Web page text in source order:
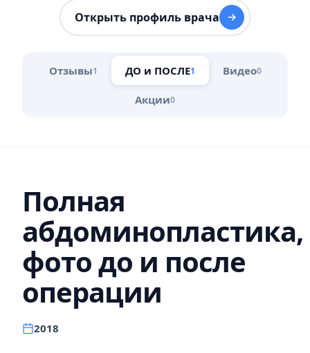
Открыть профиль врача
Отзывы1 ДО и ПОСЛЕ1 Видео0
Акции0
Полная
абдоминопластика,
фото до и после
операции
2018